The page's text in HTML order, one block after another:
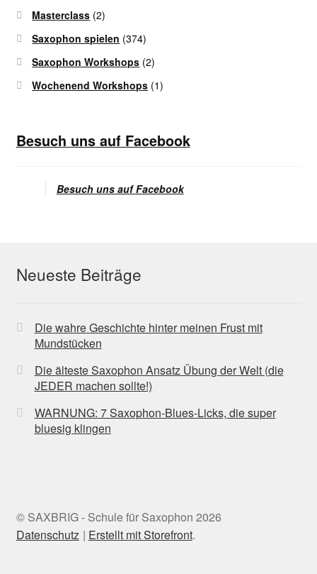
Masterclass (2)
Saxophon spielen (374)
Saxophon Workshops (2)
Wochenend Workshops (1)
Besuch uns auf Facebook
Besuch uns auf Facebook
Neueste Beiträge
Die wahre Geschichte hinter meinen Frust mit
Mundstücken
Die älteste Saxophon Ansatz Übung der Welt (die
JEDER machen sollte!)
WARNUNG: 7 Saxophon-Blues-Licks, die super
bluesig klingen
© SAXBRIG - Schule für Saxophon 2026
Datenschutz
Erstellt mit Storefront.